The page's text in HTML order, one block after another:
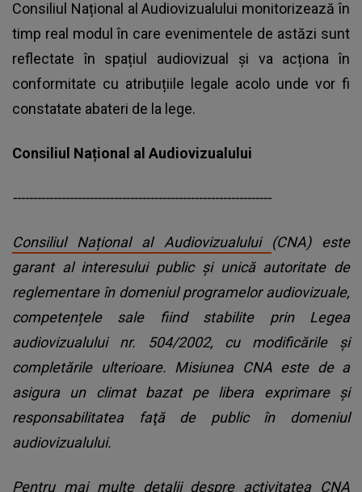
Consiliul Național al Audiovizualului monitorizează în
timp real modul în care evenimentele de astăzi sunt
reflectate în spațiul audiovizual și va acționa în
conformitate cu atribuțiile legale acolo unde vor fi
constatate abateri de la lege.
Consiliul Național al Audiovizualului
----------------------------------------------------------------
Consiliul Național al Audiovizualului
(CNA) este
garant al interesului public şi unică autoritate de
reglementare în domeniul programelor audiovizuale,
competențele sale fiind stabilite prin Legea
audiovizualului nr. 504/2002, cu modificările și
completările ulterioare. Misiunea CNA este de a
asigura un climat bazat pe libera exprimare şi
responsabilitatea faţă de public în domeniul
audiovizualului.
Pentru mai multe detalii despre activitatea CNA